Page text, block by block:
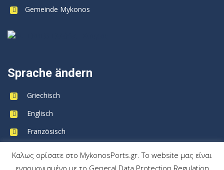
Gemeinde Mykonos
Sprache ändern
Griechisch
Englisch
Französisch
Καλως ορίσατε στο MykonosPorts.gr. Το website μας είναι